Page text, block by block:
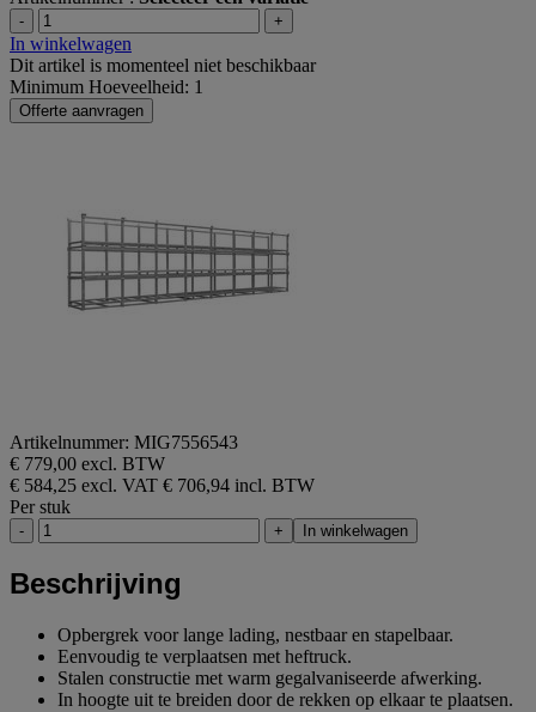
- +
In winkelwagen
Dit artikel is momenteel niet beschikbaar
Minimum Hoeveelheid: 1
Offerte aanvragen
Artikelnummer: MIG7556543
€ 779,00 excl. BTW
€ 584,25 excl. VAT € 706,94 incl. BTW
Per stuk
- + In winkelwagen
Beschrijving
Opbergrek voor lange lading, nestbaar en stapelbaar.
Eenvoudig te verplaatsen met heftruck.
Stalen constructie met warm gegalvaniseerde afwerking.
In hoogte uit te breiden door de rekken op elkaar te plaatsen.